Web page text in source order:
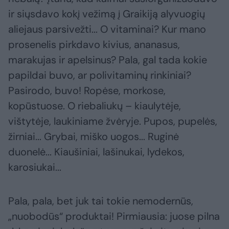
ir siųsdavo kokį vežimą į Graikiją alyvuogių
aliejaus parsivežti... O vitaminai? Kur mano
prosenelis pirkdavo kivius, ananasus,
marakujas ir apelsinus? Pala, gal tada kokie
papildai buvo, ar polivitaminų rinkiniai?
Pasirodo, buvo! Ropėse, morkose,
kopūstuose. O riebaliukų – kiaulytėje,
vištytėje, laukiniame žvėryje. Pupos, pupelės,
žirniai... Grybai, miško uogos... Ruginė
duonelė... Kiaušiniai, lašinukai, lydekos,
karosiukai...
Pala, pala, bet juk tai tokie nemodernūs,
„nuobodūs“ produktai! Pirmiausia: juose pilna